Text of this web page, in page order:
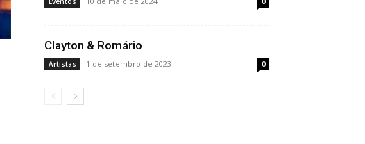
Clayton & Romário
Artistas 1 de setembro de 2023 0